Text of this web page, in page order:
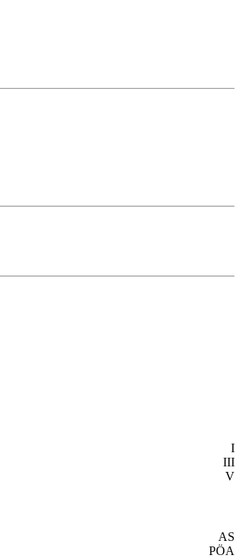
I
III
V
AS
PÖA